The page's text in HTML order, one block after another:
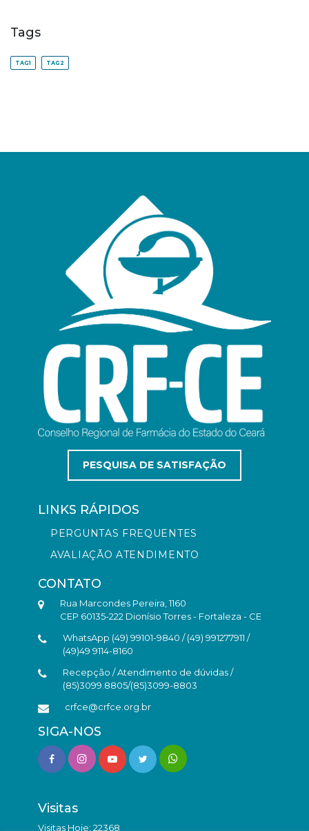
Tags
TAG1 TAG2
PESQUISA DE SATISFAÇÃO
LINKS RÁPIDOS
PERGUNTAS FREQUENTES
AVALIAÇÃO ATENDIMENTO
CONTATO
Rua Marcondes Pereira, 1160
CEP 60135-222 Dionísio Torres - Fortaleza - CE
WhatsApp (49) 99101-9840 / (49) 991277911 /
(49)49 9114-8160
Recepção / Atendimento de dúvidas /
(85)3099.8805/(85)3099-8803
crfce@crfce.org.br
SIGA-NOS
Visitas
Visitas Hoje: 22368